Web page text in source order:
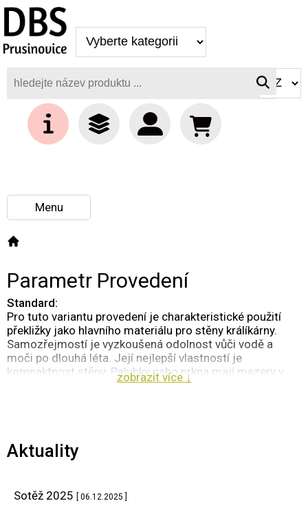
Menu
Parametr Provedení
Standard:
Pro tuto variantu provedení je charakteristické použití
překližky jako hlavního materiálu pro stěny králíkárny.
Samozřejmostí je vyzkoušená odolnost vůči vodě a
moči po dlouhá léta. Její nejlepší vlastností je
kompaktnost stěny. Palubky nebo prkna mají mezery v
kterých se výborně drží bakterie, viry a různí cizopasníci,
vzhledem. Dnes už není žádný důvod se obávat
rozlepování jednotlivých vrstev překližky jak jsme tomu
která je vystavena v zimě i v létě působením vody, aby se
zobrazit více ↓
Aktuality
Sotěž 2025 [ 06.12.2025 ]